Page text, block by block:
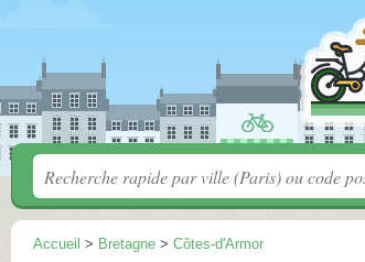
Accueil > Bretagne > Côtes-d'Armor